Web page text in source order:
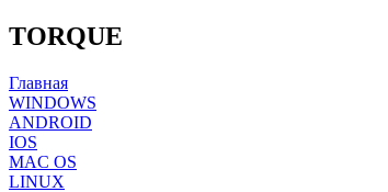
TORQUE
Главная
WINDOWS
ANDROID
IOS
MAC OS
LINUX